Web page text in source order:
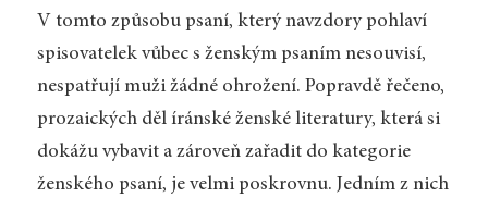
V tomto způsobu psaní, který navzdory pohlaví
spisovatelek vůbec s ženským psaním nesouvisí,
nespatřují muži žádné ohrožení. Popravdě řečeno,
prozaických děl íránské ženské literatury, která si
dokážu vybavit a zároveň zařadit do kategorie
ženského psaní, je velmi poskrovnu. Jedním z nich